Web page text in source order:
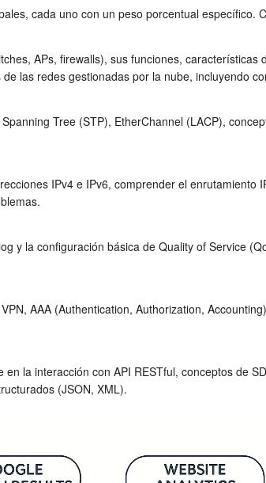
cada uno con un peso porcentual
APs, firewalls), sus funciones,
las redes gestionadas por la nube, incluyendo
Tree (STP), EtherChannel (LACP),
IPv4 e IPv6, comprender el
y la configuración básica de Quality of Service
AAA (Authentication, Authorization,
la interacción con API RESTful, conceptos de
(JSON, XML).